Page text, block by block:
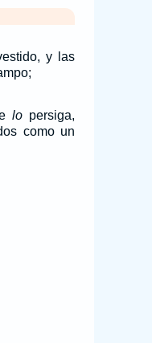
y las
lo persiga,
como un